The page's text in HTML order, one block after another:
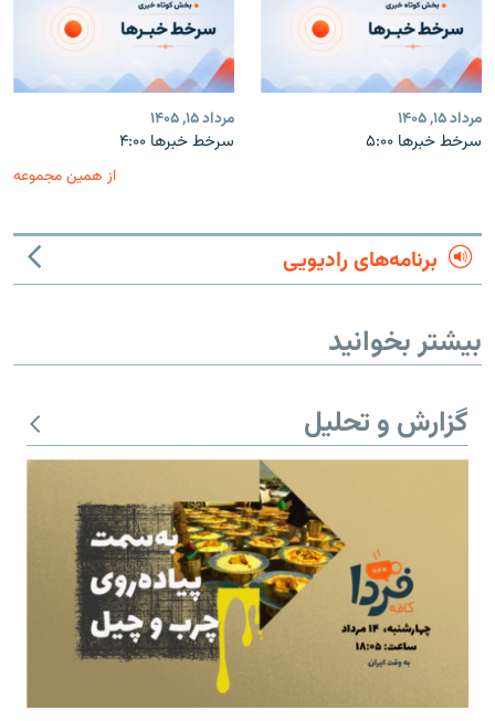
مرداد ۱۵, ۱۴۰۵
سرخط خبرها ۵:۰۰
مرداد ۱۵, ۱۴۰۵
سرخط خبرها ۴:۰۰
از همین مجموعه
برنامه‌های رادیویی
بیشتر بخوانید
گزارش و تحلیل